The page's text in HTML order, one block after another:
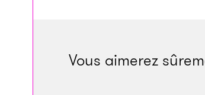
À 250
Vous aimerez